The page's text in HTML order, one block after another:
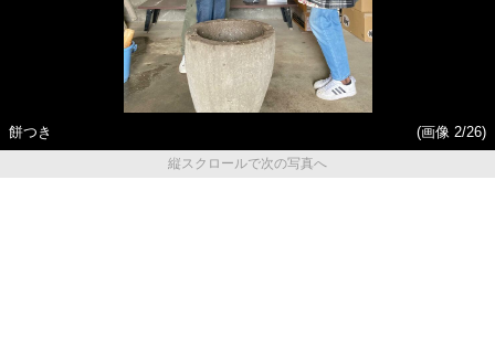
餅つき
(画像 2/26)
縦スクロールで次の写真へ